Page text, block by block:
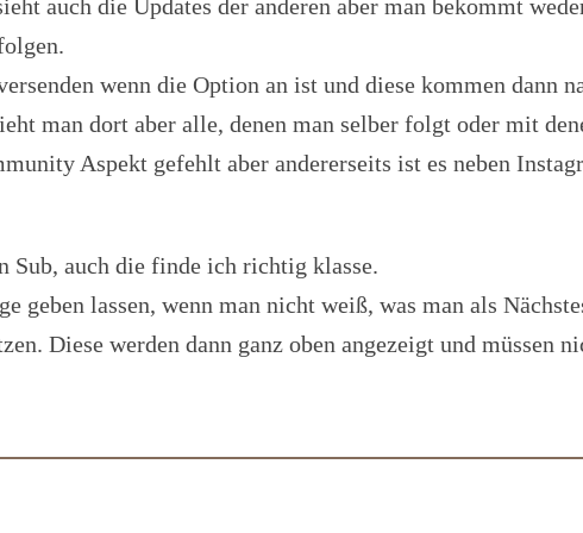
auch die Updates der anderen aber man bekommt
wenn die Option an ist und diese kommen dann
man dort aber alle, denen man selber folgt oder mit
Aspekt gefehlt aber andererseits ist es neben
Sub, auch die finde ich richtig klasse.
geben lassen, wenn man nicht weiß, was man als
Diese werden dann ganz oben angezeigt und müssen